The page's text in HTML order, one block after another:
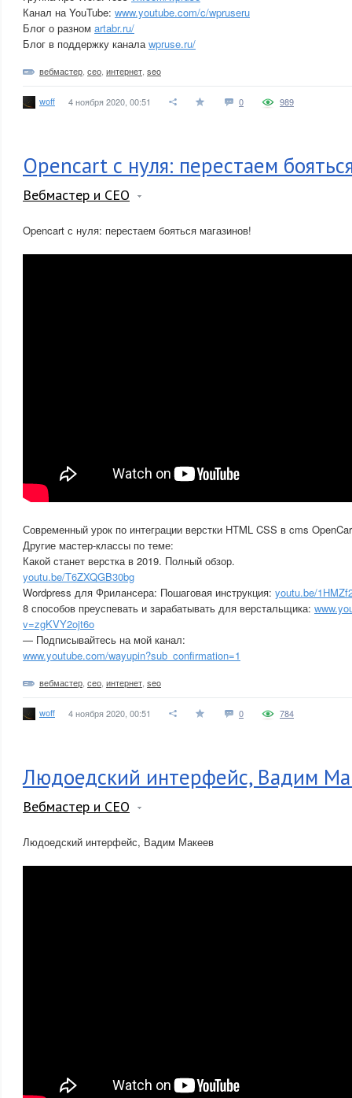
Канал на YouTube: www.youtube.com/c/wpruseru
Блог о разном artabr.ru/
Блог в поддержку каналаwpruse.ru/
вебмастер сео интернет seo
woff 4 ноября 2020, 00:51 0 989
Opencart с нуля: перестаем
Вебмастер и СЕО
Opencart с нуля: перестаем бояться магазинов!
Современный урок по интеграции верстки HTML CSS в cms
Другие мастер-классы по теме:
Какой станет верстка в 2019. Полный обзор.
youtu.be/T6ZXQGB30bg
Wordpress для Фрилансера: Пошаговая инструкция: youtu.be/
8 способов преуспевать и зарабатывать для верстальщика:
v=zgKVY2ojt6o
— Подписывайтесь на мой канал:
www.youtube.com/wayupin?sub_confirmation=1
вебмастер сео интернет seo
woff 4 ноября 2020, 00:51 0 784
Людоедский интерфейс, Вадим
Вебмастер и СЕО
Людоедский интерфейс, Вадим Макеев